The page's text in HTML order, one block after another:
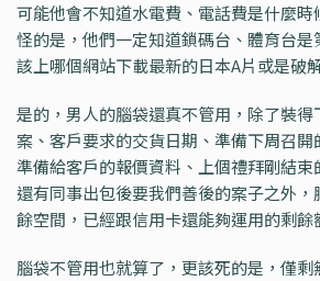
可能他會不知道水電費、電話費是什麼
怪的是，他們一定知道鎖碼台、體育台
該上哪個網站下載最新的日本A片或是破
是的，男人的腦袋還真不管用，除了裝得
案、客戶要求的交貨日期、準備下周召開
準備給客戶的報價資料、上個禮拜剛結束
還有同事出包後要我們善後的案子之外
餘空間，已經跟信用卡還能夠運用的剩餘
腦袋不管用也就算了，更該死的是，僅